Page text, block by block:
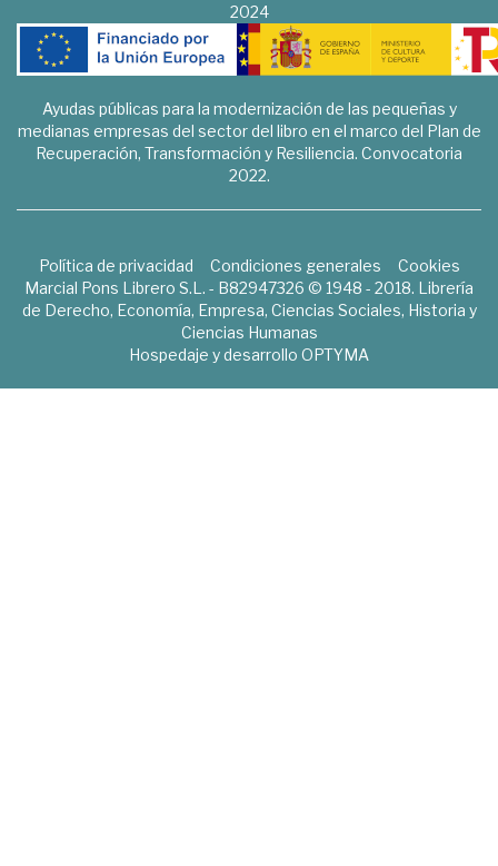
2024
Ayudas públicas para la modernización de las pequeñas y
medianas empresas del sector del libro en el marco del Plan de
Recuperación, Transformación y Resiliencia. Convocatoria
2022.
Política de privacidad Condiciones generales
Cookies
Marcial Pons Librero S.L. - B82947326 © 1948 - 2018. Librería
de Derecho, Economía, Empresa, Ciencias Sociales, Historia y
Ciencias Humanas
Hospedaje y desarrollo OPTYMA